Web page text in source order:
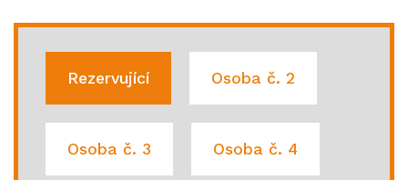
Rezervující Osoba č. 2
Osoba č. 3 Osoba č. 4